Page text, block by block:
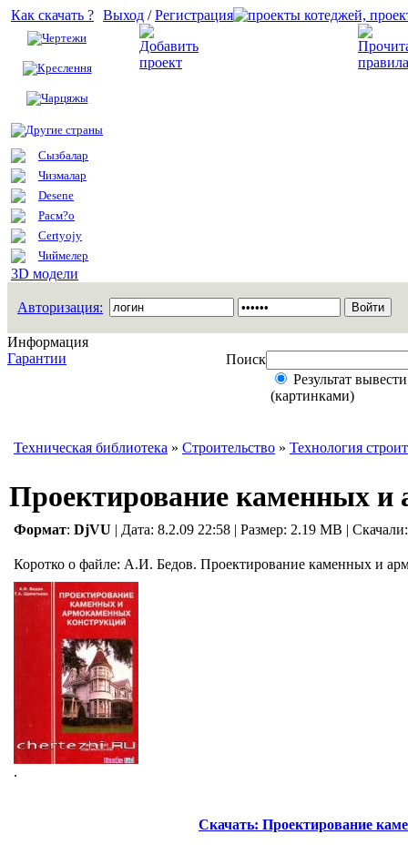
Как скачать ?
Чертежи
Креслення
Чарцяжы
Другие страны
Сызбалар
Чизмалар
Desene
Расм?о
Certyojy
Чиймелер
3D модели
Выход /Регистрация
Авторизация:
Информация
Гарантии
Поиск
Результат
(картинками)
Техническая библиотека » Строительство » Технология
Проектирование каменных
Формат: DjVU | Дата: 8.2.09 22:58 | Размер: 2.19 MB |
Коротко о файле: А.И. Бедов. Проектирование каменных и
.
Скачать: Проектирование